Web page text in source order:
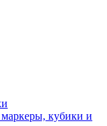
кубики и